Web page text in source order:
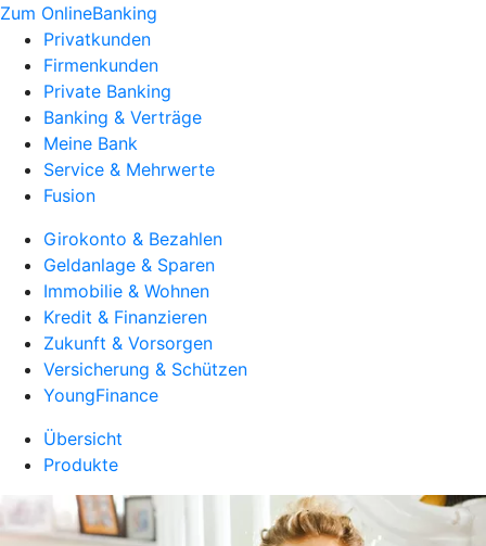
Zum OnlineBanking
Privatkunden
Firmenkunden
Private Banking
Banking & Verträge
Meine Bank
Service & Mehrwerte
Fusion
Girokonto & Bezahlen
Geldanlage & Sparen
Immobilie & Wohnen
Kredit & Finanzieren
Zukunft & Vorsorgen
Versicherung & Schützen
YoungFinance
Übersicht
Produkte